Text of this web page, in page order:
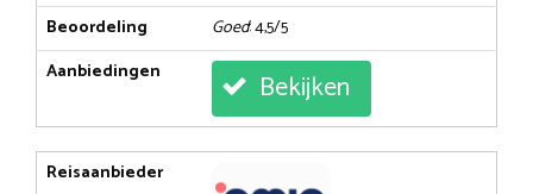
Beoordeling Goed: 4,5/5
Aanbiedingen
Bekijken
Reisaanbieder